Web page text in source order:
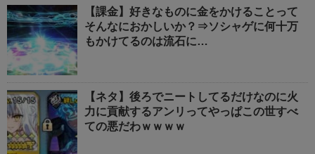
【課金】好きなものに金をかけることって
そんなにおかしいか？⇒ソシャゲに何十万
もかけてるのは流石に…
【ネタ】後ろでニートしてるだけなのに火
力に貢献するアンリってやっぱこの世すべ
ての悪だわｗｗｗｗ